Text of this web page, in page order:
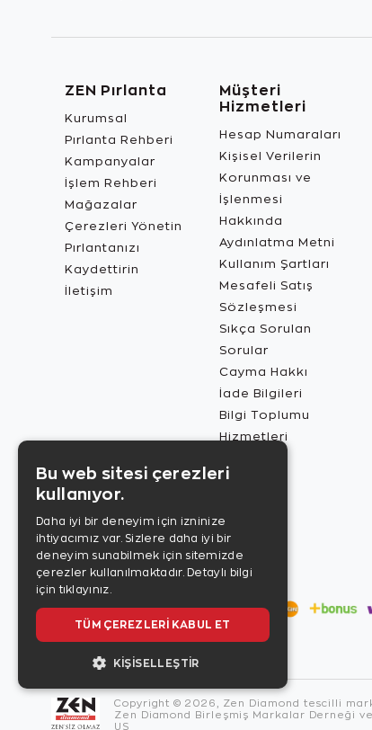
ZEN Pırlanta
Kurumsal
Pırlanta Rehberi
Kampanyalar
İşlem Rehberi
Mağazalar
Çerezleri Yönetin
Pırlantanızı
Kaydettirin
İletişim
Müşteri
Hizmetleri
Hesap Numaraları
Kişisel Verilerin
Korunması ve
İşlenmesi
Hakkında
Aydınlatma Metni
Kullanım Şartları
Mesafeli Satış
Sözleşmesi
Sıkça Sorulan
Sorular
Cayma Hakkı
İade Bilgileri
Bilgi Toplumu
Hizmetleri
Copyright © 2026, Zen Diamond tescilli
Zen Diamond Birleşmiş Markalar Derneği
US
Bu web sitesi çerezleri
kullanıyor.
Daha iyi bir deneyim için izninize
ihtiyacımız var. Sizlere daha iyi bir
deneyim sunabilmek için sitemizde
çerezler kullanılmaktadır. Detaylı bilgi
için tıklayınız.
TÜM ÇEREZLERI KABUL ET
KIŞISELLEŞTIR